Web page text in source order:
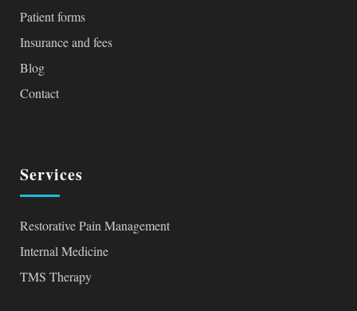
Patient forms
Insurance and fees
Blog
Contact
Services
Restorative Pain Management
Internal Medicine
TMS Therapy